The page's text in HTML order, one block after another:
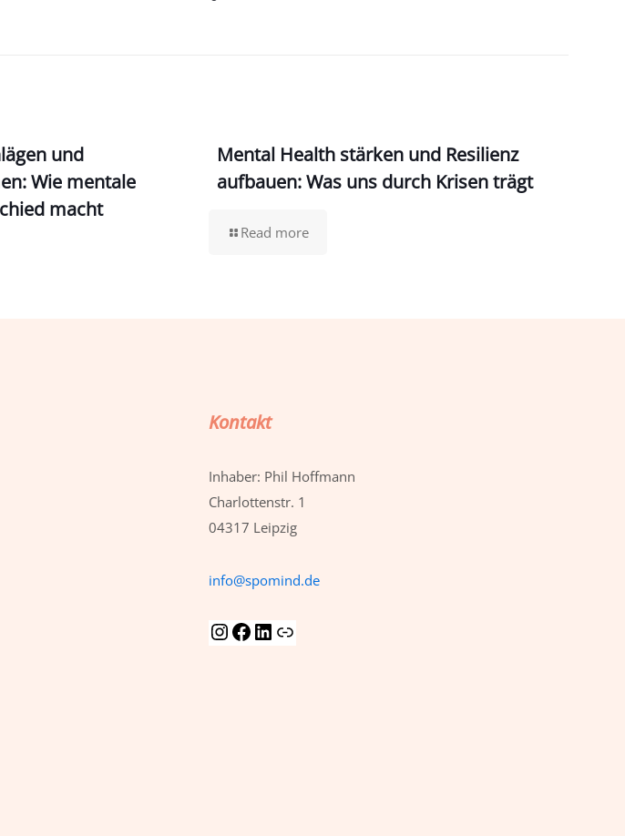
und
Wie mentale
macht
Mental Health stärken und Resilienz
aufbauen: Was uns durch Krisen trägt
Read more
Kontakt
Inhaber: Phil Hoffmann
Charlottenstr. 1
04317 Leipzig
info@spomind.de